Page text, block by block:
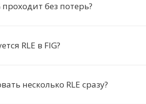
без потерь?
RLE в FIG?
несколько RLE сразу?